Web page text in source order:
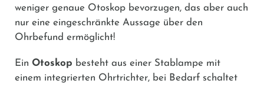
weniger genaue Otoskop bevorzugen, das aber auch
nur eine eingeschränkte Aussage über den
Ohrbefund ermöglicht!
Ein Otoskop besteht aus einer Stablampe mit
einem integrierten Ohrtrichter, bei Bedarf schaltet